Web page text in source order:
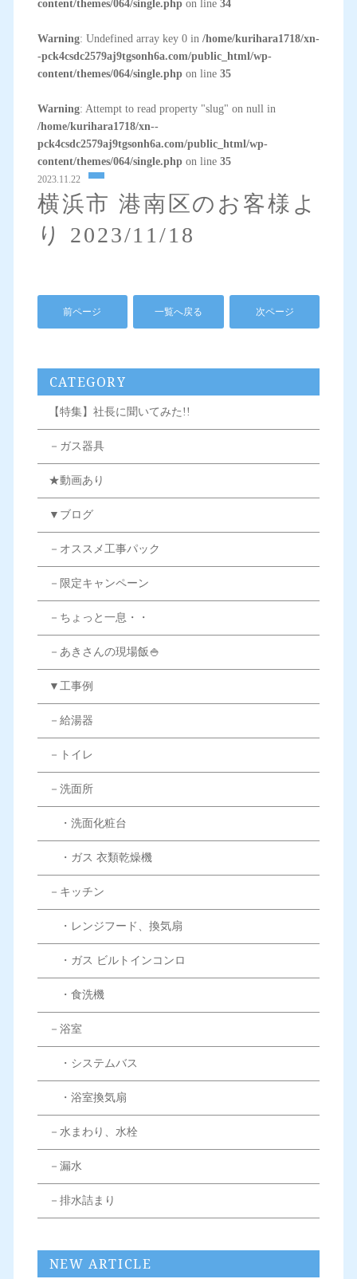
content/themes/064/single.phpon line 34
Warning: Undefined array key 0 in /home/kurihara1718/xn-
-pck4csdc2579aj9tgsonh6a.com/public_html/wp-
content/themes/064/single.phpon line 35
Warning: Attempt to read property "slug" on null in
/home/kurihara1718/xn--
pck4csdc2579aj9tgsonh6a.com/public_html/wp-
content/themes/064/single.phpon line 35
2023.11.22
横浜市 港南区のお客様よ
り 2023/11/18
前ページ 一覧へ戻る 次ページ
CATEGORY
【特集】社長に聞いてみた!!
－ガス器具
★動画あり
▼ブログ
－オススメ工事パック
－限定キャンペーン
－ちょっと一息・・
－あきさんの現場飯🍚
▼工事例
－給湯器
－トイレ
－洗面所
・洗面化粧台
・ガス 衣類乾燥機
－キッチン
・レンジフード、換気扇
・ガス ビルトインコンロ
・食洗機
－浴室
・システムバス
・浴室換気扇
－水まわり、水栓
－漏水
－排水詰まり
NEW ARTICLE